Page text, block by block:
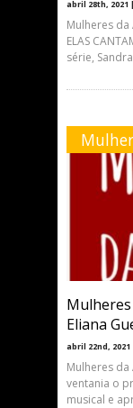
abril 28th, 2021 |
Mulheres
ELAS
série,
Eliana
abril 22nd, 2021
Mulheres da
ventania o
musical e